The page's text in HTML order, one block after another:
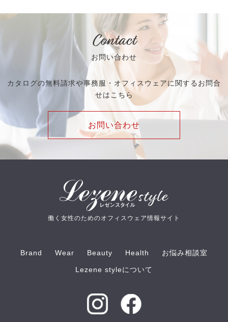
Contact
お問い合わせ
カタログの無料請求や事務服・オフィスウェアに関するお問合
せはこちら
お問い合わせ
働く女性のためのオフィスウェア情報サイト
Brand Wear Beauty Health お悩み相談室
Lezene styleについて